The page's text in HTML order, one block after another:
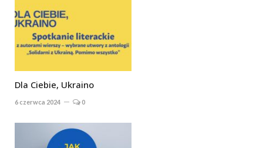
Dla Ciebie, Ukraino
6 czerwca 2024 0